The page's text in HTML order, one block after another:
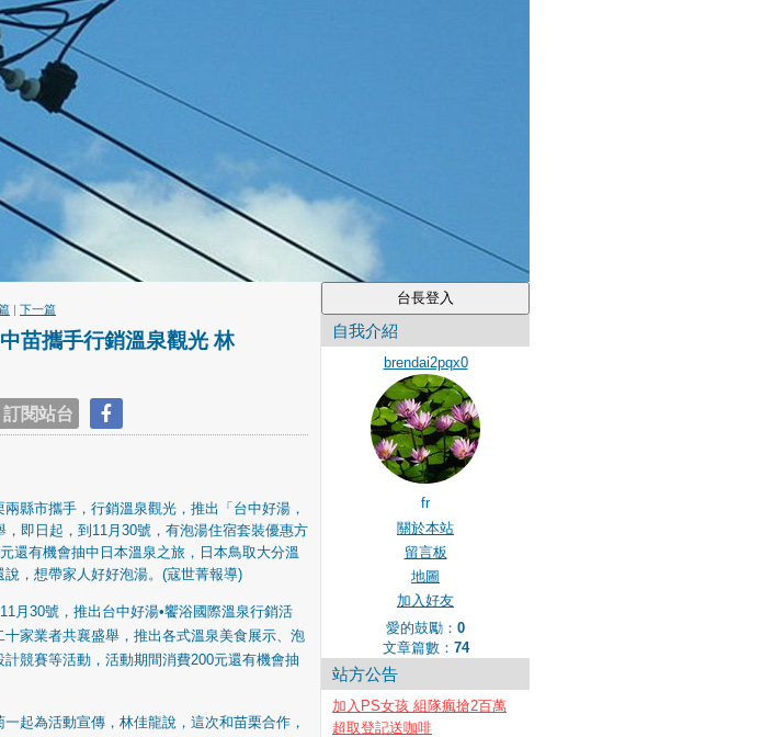
| 下一篇
苗攜手行銷溫泉觀光 林
訂閱站台
縣市攜手，行銷溫泉觀光，推出「台中好湯，
即日起，到11月30號，有泡湯住宿套裝優惠方
還有機會抽中日本溫泉之旅，日本鳥取大分溫
，想帶家人好好泡湯。(寇世菁報導)
月30號，推出台中好湯•饗浴國際溫泉行銷活
家業者共襄盛舉，推出各式溫泉美食展示、泡
競賽等活動，活動期間消費200元還有機會抽
起為活動宣傳，林佳龍說，這次和苗栗合作，
自我介紹
brendai2pqx0
fr
關於本站
留言板
地圖
加入好友
愛的鼓勵： 0
文章篇數： 74
站方公告
加入PS女孩 組隊瘋搶2百萬
超取登記送咖啡